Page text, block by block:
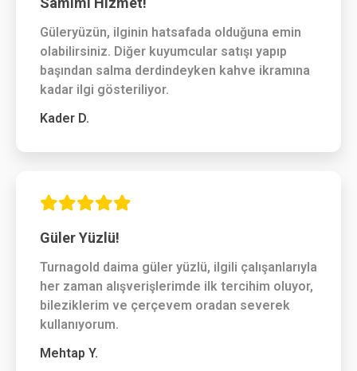
Güleryüzün, ilginin hatsafada olduğuna emin
olabilirsiniz. Diğer kuyumcular satışı yapıp
başından salma derdindeyken kahve ikramına
kadar ilgi gösteriliyor.
Kader D.
Güler Yüzlü!
Turnagold daima güler yüzlü, ilgili çalışanlarıyla
her zaman alışverişlerimde ilk tercihim oluyor,
bileziklerim ve çerçevem oradan severek
kullanıyorum.
Mehtap Y.